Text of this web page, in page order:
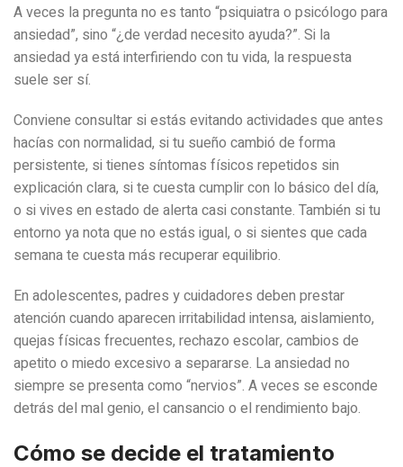
A veces la pregunta no es tanto “psiquiatra o psicólogo para
ansiedad”, sino “¿de verdad necesito ayuda?”. Si la
ansiedad ya está interfiriendo con tu vida, la respuesta
suele ser sí.
Conviene consultar si estás evitando actividades que antes
hacías con normalidad, si tu sueño cambió de forma
persistente, si tienes síntomas físicos repetidos sin
explicación clara, si te cuesta cumplir con lo básico del día,
o si vives en estado de alerta casi constante. También si tu
entorno ya nota que no estás igual, o si sientes que cada
semana te cuesta más recuperar equilibrio.
En adolescentes, padres y cuidadores deben prestar
atención cuando aparecen irritabilidad intensa, aislamiento,
quejas físicas frecuentes, rechazo escolar, cambios de
apetito o miedo excesivo a separarse. La ansiedad no
siempre se presenta como “nervios”. A veces se esconde
detrás del mal genio, el cansancio o el rendimiento bajo.
Cómo se decide el tratamiento